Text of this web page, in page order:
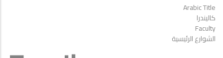
Arabic Title
كاليندرا
Faculty
الشوارع الرئيسية